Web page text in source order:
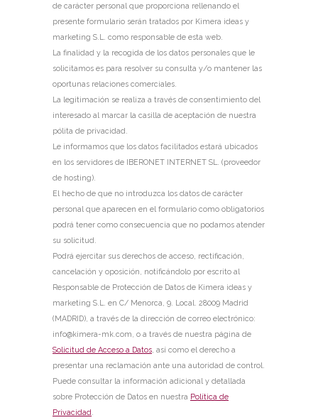
de carácter personal que proporciona rellenando el
presente formulario serán tratados por Kimera ideas y
marketing S.L. como responsable de esta web.
La finalidad y la recogida de los datos personales que le
solicitamos es para resolver su consulta y/o mantener las
oportunas relaciones comerciales.
La legitimación se realiza a través de consentimiento del
interesado al marcar la casilla de aceptación de nuestra
pólita de privacidad.
Le informamos que los datos facilitados estará ubicados
en los servidores de IBERONET INTERNET SL. (proveedor
de hosting).
El hecho de que no introduzca los datos de carácter
personal que aparecen en el formulario como obligatorios
podrá tener como consecuencia que no podamos atender
su solicitud.
Podrá ejercitar sus derechos de acceso, rectificación,
cancelación y oposición, notificándolo por escrito al
Responsable de Protección de Datos de Kimera ideas y
marketing S.L. en C/ Menorca, 9. Local. 28009 Madrid
(MADRID), a través de la dirección de correo electrónico:
info@kimera-mk.com, o a través de nuestra página de
Solicitud de Acceso a Datos , así como el derecho a
presentar una reclamación ante una autoridad de control.
Puede consultar la información adicional y detallada
sobre Protección de Datos en nuestra Política de
Privacidad